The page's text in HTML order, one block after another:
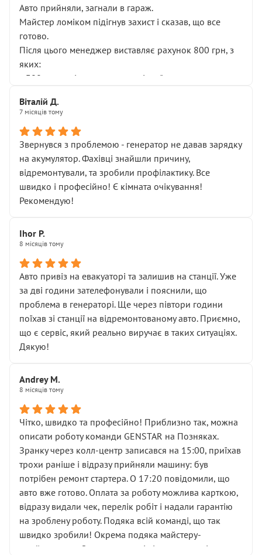
Авто прийняли, загнали в гараж.
Майстер ломіком підігнув захист і сказав, що все
готово.
Після цього менеджер виставляє рахунок 800 грн, з
яких:
• 300 грн — діагностика гальмівної системи
НЕ погоджував
послуга. Тим більше, я був поруч і жодної реальної
діагностики ходової не проводилось. Після
зауваження гроші за цю “послугу” повернули, що
лише підтвердило мою правоту.
Але головне — я виїжджаю з боксу, і скрип у гальмах
залишився таким самим, як і був. Тобто оплачена
Далі ситуація тільки погіршилась:
• сказали, що тепер “потрібно знімати колеса”
• що біля авто стояти вже не можна
• почали озвучувати купу додаткових робіт без
чіткого пояснення
( ну все зняли та доробили) дякую!
Окремий момент, який виглядає абсурдно:
мені заявили, що бачок гальмівної рідини потрібно
міняти разом із головним гальмівним циліндром у
Для людини, яка хоча б трохи розуміється на техніці,
це звучить як мінімум непрофесійно, а як максимум —
спроба продати дорогий вузол замість елементарних
ущільнювачів.
Що прикро — це не перший мій візит. Раніше міняв у
вас стартер, і тоді сервіс наче справив хороше
враження. Але згодом знайшов декілька гайок під
лобовим склом. Мені пояснили, що це “старі гайки, які
відкручували”, і попросили не хвилюватися. ( надіюсь
новий власник, не застяг в полі))
Але після нинішнього візиту такі дрібниці вже не
здаються дрібницями.
Я — клієнт, який працює на довірі, і саме її цей сервіс
Віталій Д.
7 місяців тому
Звернувся з проблемою - генератор не давав зарядку
на акумулятор. Фахівці знайшли причину,
відремонтували, та зробили профілактику. Все
швидко і професійно! Є кімната очікування!
Рекомендую!
Ihor P.
8 місяців тому
Авто привіз на евакуаторі та залишив на станції. Уже
за дві години зателефонували і пояснили, що
проблема в генераторі. Ще через півтори години
поїхав зі станції на відремонтованому авто. Приємно,
що є сервіс, який реально виручає в таких ситуаціях.
Дякую!
Andrey M.
8 місяців тому
Чітко, швидко та професійно! Приблизно так, можна
описати роботу команди GENSTAR на Позняках.
Зранку через колл-центр записався на 15:00, приїхав
трохи раніше і відразу прийняли машину: був
потрібен ремонт стартера. О 17:20 повідомили, що
авто вже готово. Оплата за роботу можлива карткою,
відразу видали чек, перелік робіт і надали гарантію
на зроблену роботу. Подяка всій команді, що так
швидко зробили! Окрема подяка майстеру-
приймальнику Олександру: всі чітко та по суті.